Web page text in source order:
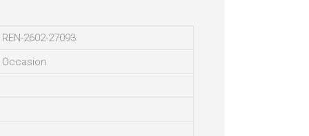
REN-2602-27093
Occasion